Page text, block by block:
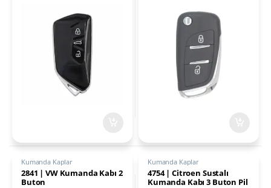
Kumanda Kaplar
2841 | VW Kumanda Kabı 2
Buton
Kumanda Kaplar
4754 | Citroen Sustalı
Kumanda Kabı 3 Buton Pil